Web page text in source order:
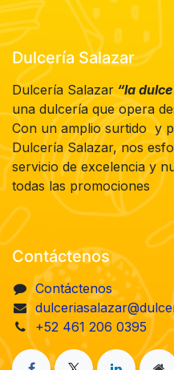
Dulcería Salazar
Dulcería Salazar “la
una dulcería que opera
Con un amplio surtido y
Dulcería Salazar, nos
servicio de excelencia y
todas las promociones
Contáctenos
Contáctenos
+52 461 206 0395